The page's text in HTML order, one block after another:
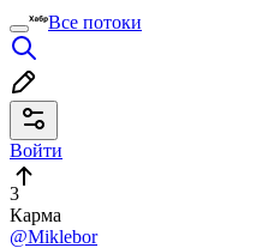
Все потоки
Войти
3
Карма
@Miklebor